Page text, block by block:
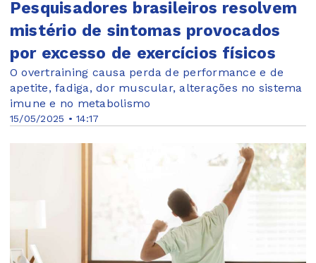
15/05/2025 • 14:17
Pesquisadores brasileiros resolvem
mistério de sintomas provocados
por excesso de exercícios físicos
O overtraining causa perda de performance e de
apetite, fadiga, dor muscular, alterações no sistema
imune e no metabolismo